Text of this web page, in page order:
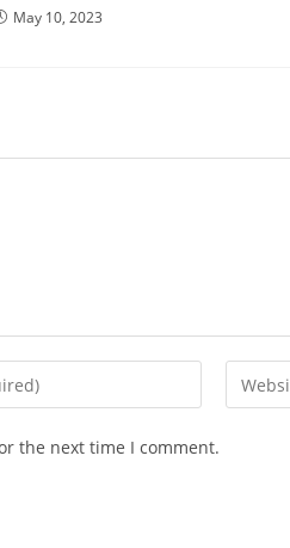
May 10, 2023
Enter
your
the next time I comment.